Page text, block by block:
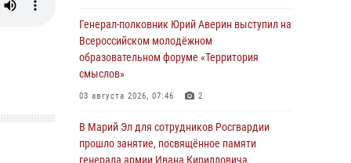
Марий Эл
07 августа 2026, 05:43 10
Представитель вневедомственной охраны
Управления Росгвардии по Республике
методическом сборе Росгвардии в Ижевске
06 августа 2026, 09:37 10
Генерал-полковник Юрий Аверин выступил на
Всероссийском молодёжном
образовательном форуме «Территория
смыслов»
03 августа 2026, 07:46 2
В Марий Эл для сотрудников Росгвардии
прошло занятие, посвящённое памяти
генерала армии Ивана Кирилловича